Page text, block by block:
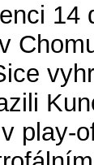
14
play-